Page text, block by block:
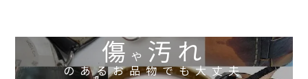
傷や 汚れ
のあるお品物でも大丈夫